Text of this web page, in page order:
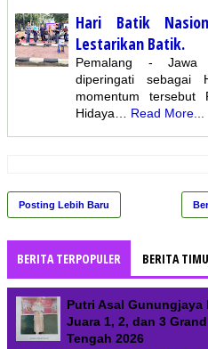
Hari Batik
Lestarikan Batik.
Pemalang - Jawa
diperingati sebagai
momentum tersebut
Hidaya…
Read More...
Posting Lebih Baru
BERITA TERPOPULER BERITA
Putri Asal Gunungjaya
Juara 1, 2, dan 3
Tengah 2026